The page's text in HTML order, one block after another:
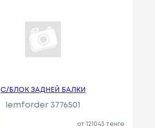
С/БЛОК ЗАДНЕЙ БАЛКИ
lemforder 3776501
от 121043 тенге